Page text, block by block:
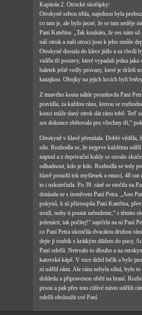
Kapitola 2. Otrocké skořápky:
Otrokyně sebou trhla, najednou byla
co tam je, ale bylo jasné, že se tam neděje
Paní Kateřina. „Tak koukám, že ses nám
náš otrok a naši otroci jsou k jeho smůle
Otrokyně dostala do klece jídlo a za chvíli
viděla tři postavy, které vypadali jedna
baletek ještě vedly provazy, které je drželi
kazajkou. Obojky na jejich krcích byli
Z tmavého kouta náhle promluvila Paní
pravidla, za každou ránu, kterou se
konci může daný otrok dát ránu tobě. Teď
ses dokonce obětovala pro všechny tři,“
Otrokyně v hlavě přemítala. Dobře věděla,
sílu. Rozhodla se, že nejprve každému
napnul a z deprivační kukly se ozvalo
odhadnout, kdo je kdo. Rozhodla se tedy
hlavě proudil tok myšlenek a emocí, 48 ran
to i uskutečnila. Po 39. ráně se otočila na
dotázala se s úsměvem Paní Petra. „Ano
pokynů, k ní přistoupila Paní Kateřina,
uvidí, nohy ti poutat nebudeme,“ s těmito
jedenácti, tak počítej!“ zaječela na ní Paní
co Paní Petra ukončila dvacátou druhou
dejte ji roubík s krátkým dildem do pusy,
Paní odešli. Netrvalo to dlouho a na
katovská kápě. V ruce držel bičík a bylo
ní udělil ránu. Ale rána nebyla silná, bylo
dohledu a připravenou obětí na hraní.
prsou a pak přes toto citlivé místo udělili
odešli obsloužit své Paní.